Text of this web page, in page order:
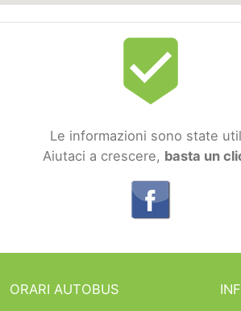
beenhere
Le informazioni sono state
Aiutaci a crescere, basta un
ORARI AUTOBUS